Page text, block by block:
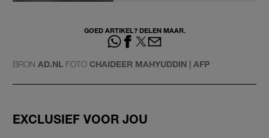
GOED ARTIKEL? DELEN MAAR.
BRON AD.NL FOTO CHAIDEER MAHYUDDIN | AFP
EXCLUSIEF VOOR JOU